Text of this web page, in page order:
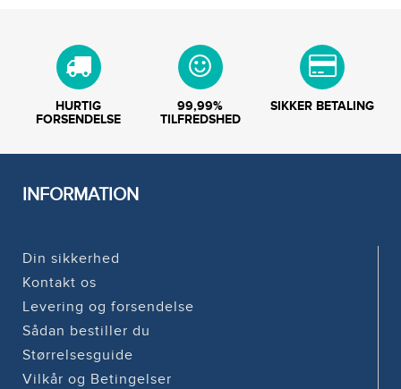
HURTIG
FORSENDELSE
99,99%
TILFREDSHED
SIKKER BETALING
INFORMATION
Din sikkerhed
Kontakt os
Levering og forsendelse
Sådan bestiller du
Størrelsesguide
Vilkår og Betingelser